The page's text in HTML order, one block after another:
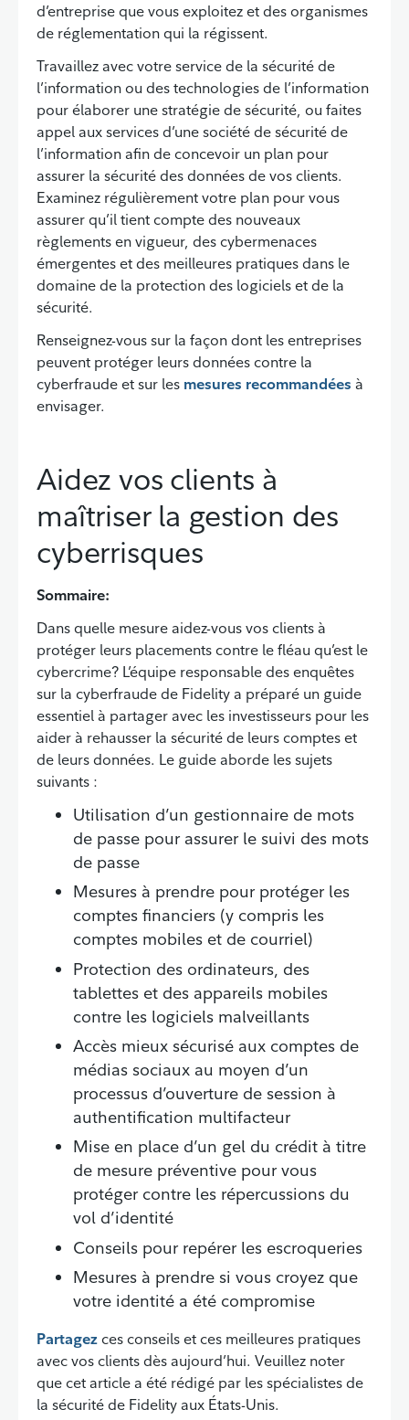
d’entreprise que vous exploitez et des organismes
de réglementation qui la régissent.
Travaillez avec votre service de la sécurité de
l’information ou des technologies de l’information
pour élaborer une stratégie de sécurité, ou faites
appel aux services d’une société de sécurité de
l’information afin de concevoir un plan pour
assurer la sécurité des données de vos clients.
Examinez régulièrement votre plan pour vous
assurer qu’il tient compte des nouveaux
règlements en vigueur, des cybermenaces
émergentes et des meilleures pratiques dans le
domaine de la protection des logiciels et de la
sécurité.
Renseignez-vous sur la façon dont les entreprises
peuvent protéger leurs données contre la
cyberfraude et sur les mesures recommandées à
envisager.
Aidez vos clients à
maîtriser la gestion des
cyberrisques
Sommaire:
Dans quelle mesure aidez-vous vos clients à
protéger leurs placements contre le fléau qu’est le
cybercrime? L’équipe responsable des enquêtes
sur la cyberfraude de Fidelity a préparé un guide
essentiel à partager avec les investisseurs pour les
aider à rehausser la sécurité de leurs comptes et
de leurs données. Le guide aborde les sujets
suivants :
Utilisation d’un gestionnaire de mots
de passe pour assurer le suivi des mots
de passe
Mesures à prendre pour protéger les
comptes financiers (y compris les
comptes mobiles et de courriel)
Protection des ordinateurs, des
tablettes et des appareils mobiles
contre les logiciels malveillants
Accès mieux sécurisé aux comptes de
médias sociaux au moyen d’un
processus d’ouverture de session à
authentification multifacteur
Mise en place d’un gel du crédit à titre
de mesure préventive pour vous
protéger contre les répercussions du
vol d’identité
Conseils pour repérer les escroqueries
Mesures à prendre si vous croyez que
votre identité a été compromise
Partagez ces conseils et ces meilleures pratiques
avec vos clients dès aujourd’hui. Veuillez noter
que cet article a été rédigé par les spécialistes de
la sécurité de Fidelity aux États-Unis.